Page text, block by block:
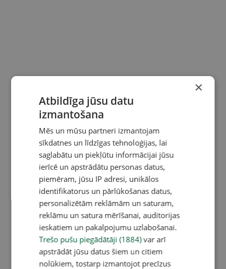
×
Atbildīga jūsu datu
izmantošana
Mēs un mūsu partneri izmantojam
sīkdatnes un līdzīgas tehnoloģijas, lai
saglabātu un piekļūtu informācijai jūsu
ierīcē un apstrādātu personas datus,
piemēram, jūsu IP adresi, unikālos
identifikatorus un pārlūkošanas datus,
personalizētām reklāmām un saturam,
reklāmu un satura mērīšanai, auditorijas
ieskatiem un pakalpojumu uzlabošanai.
Trešo pušu piegādātāji (1884)var arī
apstrādāt jūsu datus šiem un citiem
nolūkiem, tostarp izmantojot precīzus